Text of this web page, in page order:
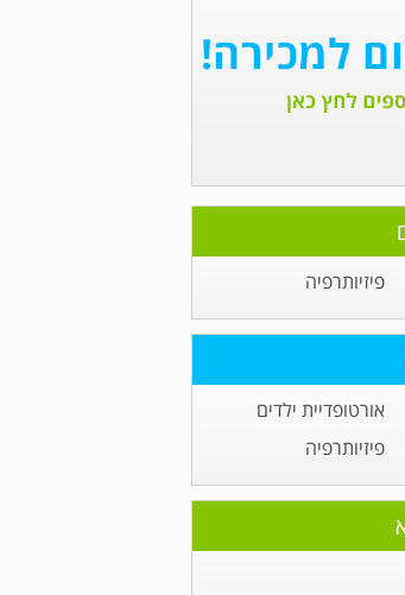
פיזיותרפיה
אורטופדיית ילדים
פיזיותרפיה